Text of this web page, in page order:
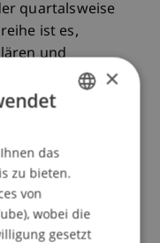
quartalsweise
ist es,
und
und
dadurch in
Die
sich mit dem
×
das
zu bieten.
von
wobei die
gesetzt